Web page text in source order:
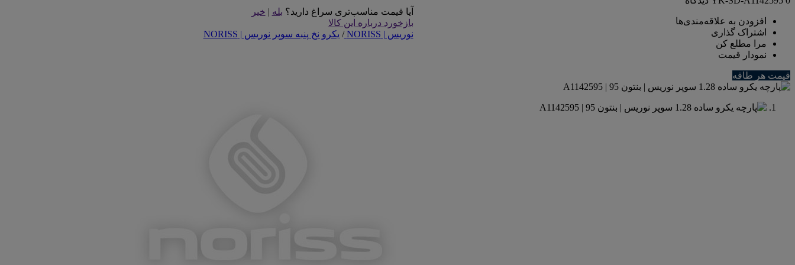
افزودن به علاقه‌مندی‌ها
اشتراک گذاری
مرا مطلع کن
نمودار قیمت
قیمت هر طاقه
آیا قیمت مناسب‌تری سراغ دارید؟ بله | خیر
بازخورد درباره این کالا
نوریس | NORISS
/ یکرو نخ پنبه سوپر نوریس | NORISS